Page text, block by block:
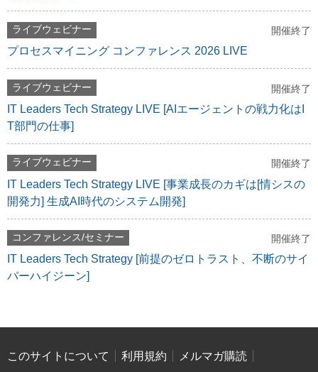
ライブウェビナー 開催終了
プロセスマイニング コンファレンス 2026 LIVE
ライブウェビナー 開催終了
IT Leaders Tech Strategy LIVE [AIエージェントの戦力化はI
T部門の仕事]
ライブウェビナー 開催終了
IT Leaders Tech Strategy LIVE [事業成長のカギは[情シスの
開発力] 生成AI時代のシステム開発]
コンファレンス/セミナー 開催終了
IT Leaders Tech Strategy [前提のゼロトラスト、不断のサイ
バーハイジーン]
このサイトについて 利用規約
メルマガ購読